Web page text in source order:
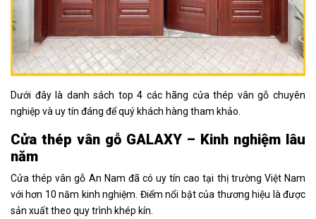
Dưới đây là danh sách top 4 các hãng cửa thép vân gỗ chuyên
nghiệp và uy tín đáng để quý khách hàng tham khảo.
Cửa thép vân gỗ GALAXY – Kinh nghiệm lâu
năm
Cửa thép vân gỗ An Nam đã có uy tín cao tại thị trường Việt Nam
với hơn 10 năm kinh nghiệm. Điểm nổi bật của thương hiệu là được
sản xuất theo quy trình khép kín.